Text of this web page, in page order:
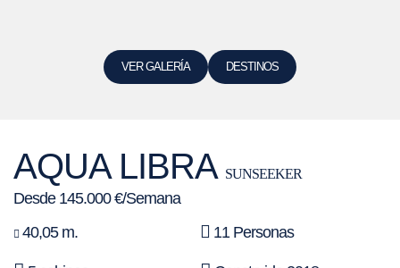
VER GALERÍA DESTINOS
AQUA LIBRA SUNSEEKER
Desde 145.000 €/Semana
40,05 m.
11 Personas